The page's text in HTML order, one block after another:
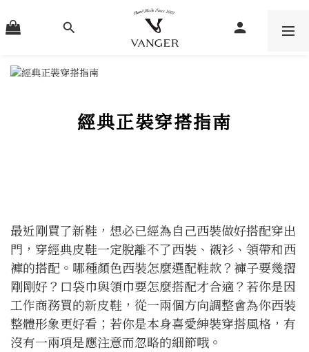
經典正裝穿搭指南
最近剛買了新鞋，想必已經為自己西裝做好搭配穿出
門，穿經典皮鞋一定脫離不了西裝、襯衫、領帶和西
褲的搭配。哪種顏色西裝怎麼選配鞋款？褲子要幾摺
剛剛好？口袋巾與領巾要怎麼搭配才合適？若你是因
工作商務買的新皮鞋，從一兩個方向調整會為你西裝
整體形象更好看；若你是本身喜愛紳裝穿搭風格，有
沒有一兩項是應注意而忽略的細節哦。